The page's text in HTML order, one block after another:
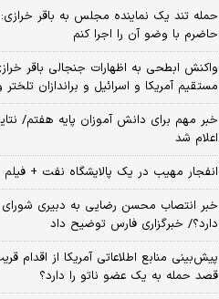
حمله تند یک نماینده مجلس به باقر
حاضرم با وضو آن را اجرا کنم
واکنش ابطحی به اظهارات جنجالی باقر
مستقیم آمریکا و اسرائیل و براندازان
خبر مهم برای دانش آموزان پایه هفتم/
اعلام شد
انفجار مهیب در یک پالایشگاه نفت + فیلم
خبر انتصاب محسن رضایی به دبیری
دارد؟/ خبرگزاری فارس توضیح داد
پیش‌بینی منابع اطلاعاتی آمریکا از اقدام
قصد حمله به یک عضو ناتو را دارد؟